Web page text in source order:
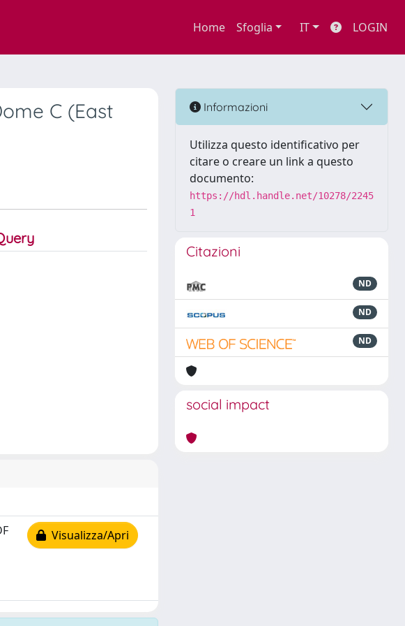
Home Sfoglia IT LOGIN
C (East
Visualizza/Apri
Informazioni
Utilizza questo identificativo per
citare o creare un link a questo
documento:
https://hdl.handle.net/10278/2245
1
Citazioni
ND
ND
ND
social impact